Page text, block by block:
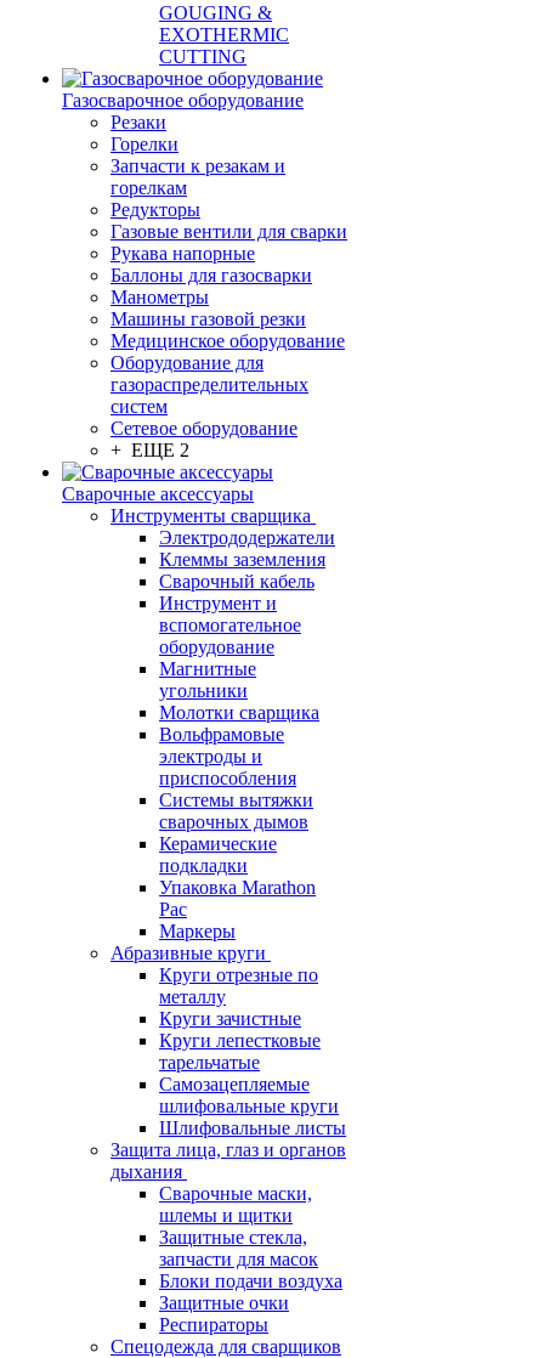
GOUGING &
EXOTHERMIC
CUTTING
Газосварочное оборудование
Резаки
Горелки
Запчасти к резакам и
горелкам
Редукторы
Газовые вентили для сварки
Рукава напорные
Баллоны для газосварки
Манометры
Машины газовой резки
Медицинское оборудование
Оборудование для
газораспределительных
систем
Сетевое оборудование
+ ЕЩЕ 2
Сварочные аксессуары
Инструменты сварщика
Электрододержатели
Клеммы заземления
Сварочный кабель
Инструмент и
вспомогательное
оборудование
Магнитные
угольники
Молотки сварщика
Вольфрамовые
электроды и
приспособления
Системы вытяжки
сварочных дымов
Керамические
подкладки
Упаковка Marathon
Pac
Маркеры
Абразивные круги
Круги отрезные по
металлу
Круги зачистные
Круги лепестковые
тарельчатые
Самозацепляемые
шлифовальные круги
Шлифовальные листы
Защита лица, глаз и органов
дыхания
Сварочные маски,
шлемы и щитки
Защитные стекла,
запчасти для масок
Блоки подачи воздуха
Защитные очки
Респираторы
Спецодежда для сварщиков